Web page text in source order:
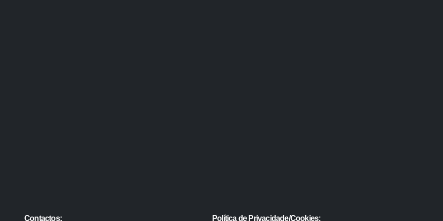
Contactos: Política de Privacidade/Cookies: